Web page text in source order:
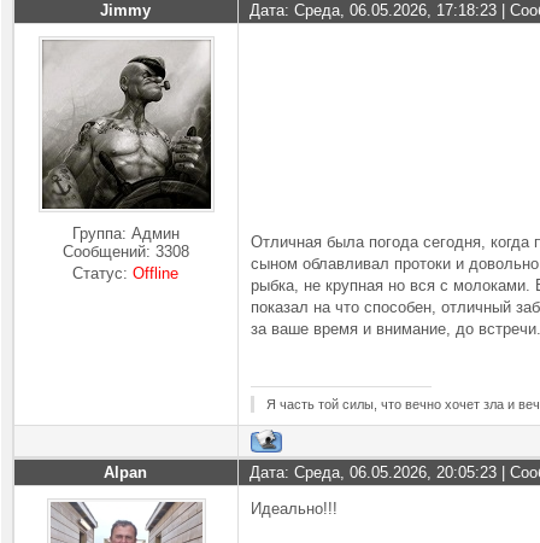
Jimmy Дата: Среда, 06.05.2026, 17:18:23 |
Группа: Админ
Сообщений: 3308
Статус:Offline
Отличная была погода сегодня,
сыном облавливал протоки и
рыбка, не крупная но вся с
показал на что способен, отличный
за ваше время и внимание, до встречи.
Я часть той силы, что вечно хочет зла и
Alpan Дата: Среда, 06.05.2026, 20:05:23 |
Идеально!!!